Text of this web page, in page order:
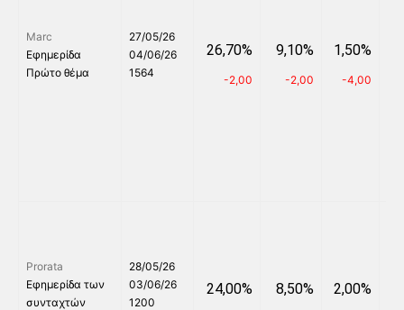
Marc
Εφημερίδα
Πρώτο θέμα
27/05/26
04/06/26
1564
26,70%
-2,00
9,10%
-2,00
1,50%
-4,00
Prorata
Εφημερίδα των
συνταχτών
28/05/26
03/06/26
1200
24,00% 8,50% 2,00%